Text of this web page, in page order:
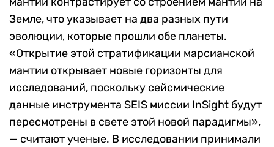
Земле, что указывает на два разных пути
эволюции, которые прошли обе планеты.
«Открытие этой стратификации марсианской
мантии открывает новые горизонты для
исследований, поскольку сейсмические
данные инструмента SEIS миссии InSight будут
пересмотрены в свете этой новой парадигмы»,
— считают ученые. В исследовании принимали